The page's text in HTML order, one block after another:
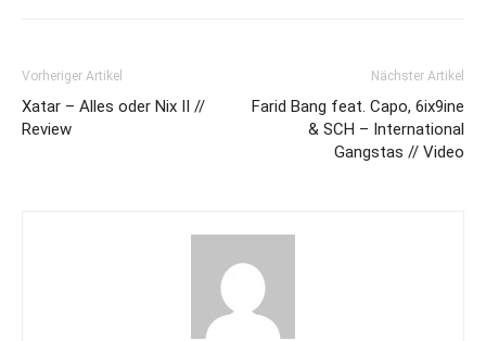
Vorheriger Artikel
Xatar – Alles oder Nix II //
Review
Nächster Artikel
Farid Bang feat. Capo, 6ix9ine
& SCH – International
Gangstas // Video